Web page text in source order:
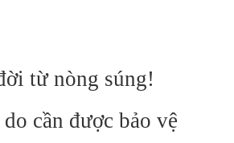
từ nòng súng!
cần được bảo vệ